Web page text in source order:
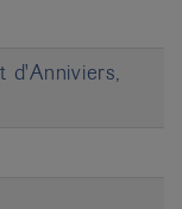
d'Anniviers,